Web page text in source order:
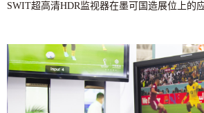
SWIT超高清HDR监视器在墨可国造展位上的应